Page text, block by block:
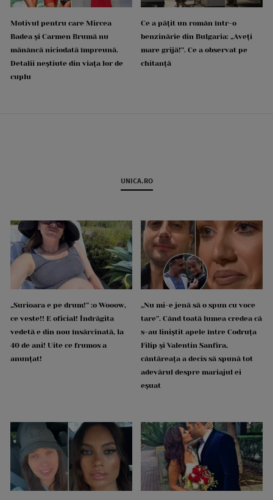
Motivul pentru care Mircea
Badea și Carmen Brumă nu
mănâncă niciodată împreună.
Detalii neștiute din viața lor de
cuplu
Ce a pățit un român într-o
benzinărie din Bulgaria: „Aveți
mare grijă!”. Ce a observat pe
chitanță
UNICA.RO
„Surioara e pe drum!” :o Wooow,
ce veste!! E oficial! Îndrăgita
vedetă e din nou însărcinată, la
40 de ani! Uite ce frumos a
anunțat!
„Nu mi-e jenă să o spun cu voce
tare”. Când toată lumea credea că
s-au liniștit apele între Codruța
Filip și Valentin Sanfira,
cântăreața a decis să spună tot
adevărul despre mariajul ei
eșuat